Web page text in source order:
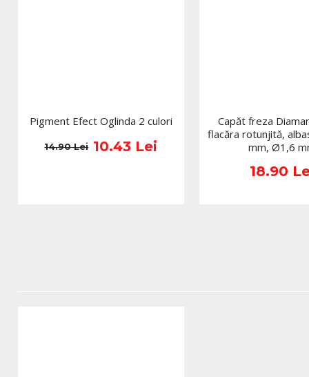
Pigment Efect Oglinda 2 culori
10.43 Lei
14.90 Lei
Capăt freza
flacăra rotunjită,
mm, Ø1,6
18.90